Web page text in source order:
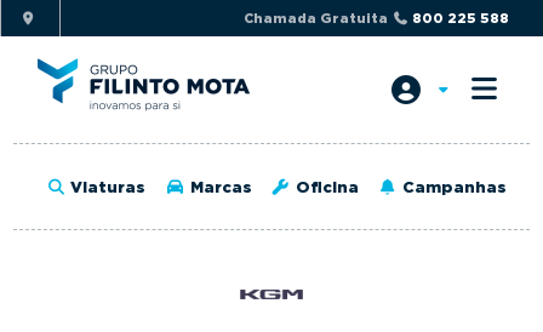
i
p
t
o
r
i
p
t
o
a
Chamada Gratuita 800 225 588
Viaturas Marcas Oficina Campanhas